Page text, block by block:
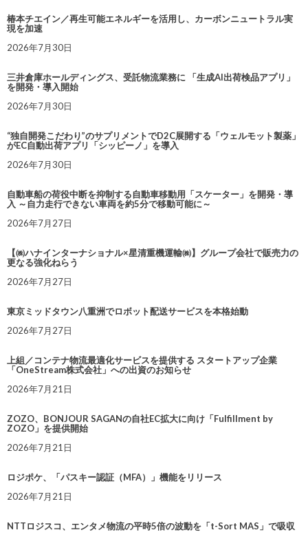
椿本チエイン／再生可能エネルギーを活用し、カーボンニュートラル実
現を加速
2026年7月30日
三井倉庫ホールディングス、受託物流業務に 「生成AI出荷検品アプリ」
を開発・導入開始
2026年7月30日
“独自開発こだわり”のサプリメントでD2C展開する「ウェルモット製薬」
がEC自動出荷アプリ「シッピーノ」を導入
2026年7月30日
自動車船の荷役中断を抑制する自動車移動用「スケーター」を開発・導
入 ～自力走行できない車両を約5分で移動可能に～
2026年7月27日
【㈱ハナインターナショナル×星清重機運輸㈱】グループ会社で販売力の
更なる強化ねらう
2026年7月27日
東京ミッドタウン八重洲でロボット配送サービスを本格始動
2026年7月27日
上組／コンテナ物流最適化サービスを提供する スタートアップ企業
「OneStream株式会社」への出資のお知らせ
2026年7月21日
ZOZO、BONJOUR SAGANの自社EC拡大に向け「Fulfillment by
ZOZO」を提供開始
2026年7月21日
ロジポケ、「パスキー認証（MFA）」機能をリリース
2026年7月21日
NTTロジスコ、エンタメ物流の平時5倍の波動を「t-Sort MAS」で吸収